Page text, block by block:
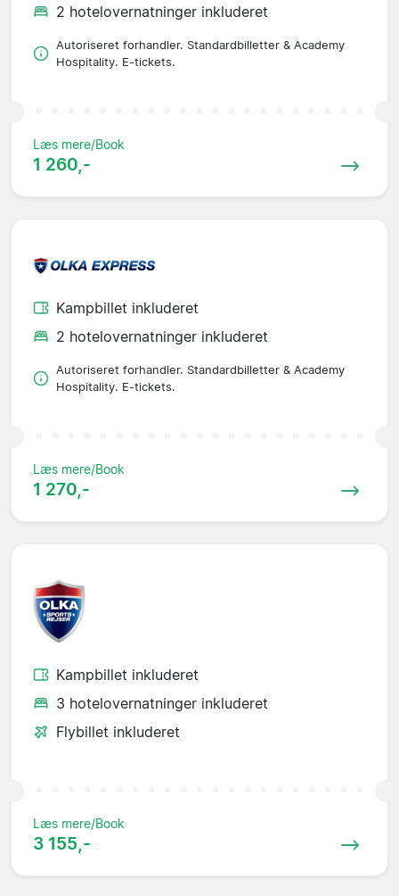
2 hotelovernatninger inkluderet
Autoriseret forhandler. Standardbilletter & Academy
Hospitality. E-tickets.
Læs mere/Book
1 260,-
Kampbillet inkluderet
2 hotelovernatninger inkluderet
Autoriseret forhandler. Standardbilletter & Academy
Hospitality. E-tickets.
Læs mere/Book
1 270,-
Kampbillet inkluderet
3 hotelovernatninger inkluderet
Flybillet inkluderet
Læs mere/Book
3 155,-